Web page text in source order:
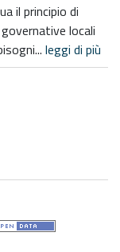
il principio di
locali
leggi di più